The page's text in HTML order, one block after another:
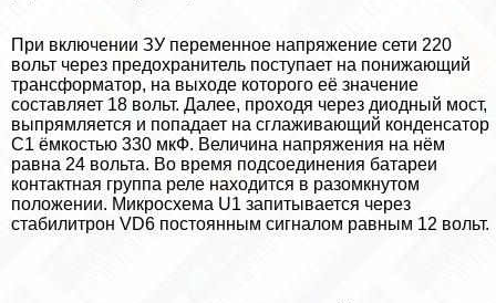
При включении ЗУ переменное напряжение сети 220
вольт через пpeдoxpaнитель поступает на понижающий
трaнcформатор, на выходе которого её значение
составляет 18 вольт. Далее, проходя через диодный мост,
выпрямляется и попадает на сглаживающий конденсатор
C1 ёмкостью 330 мкФ. Величина напряжения на нём
равна 24 вольта. Во время подсоединения батареи
контактная группа реле находится в разомкнутом
положении. Микросхема U1 запитывается через
стабилитрон VD6 постоянным сигналом равным 12 вольт.